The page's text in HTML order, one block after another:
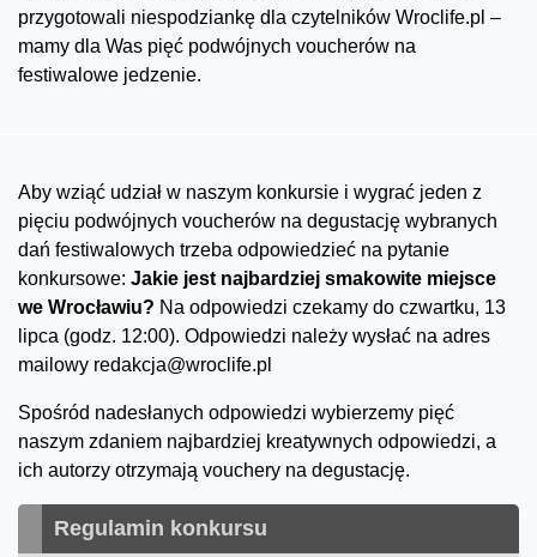
przygotowali niespodziankę dla czytelników Wroclife.pl –
mamy dla Was pięć podwójnych voucherów na
festiwalowe jedzenie.
Aby wziąć udział w naszym konkursie i wygrać jeden z
pięciu podwójnych voucherów na degustację wybranych
dań festiwalowych trzeba odpowiedzieć na pytanie
konkursowe: Jakie jest najbardziej smakowite miejsce
we Wrocławiu? Na odpowiedzi czekamy do czwartku, 13
lipca (godz. 12:00). Odpowiedzi należy wysłać na adres
mailowy redakcja@wroclife.pl
Spośród nadesłanych odpowiedzi wybierzemy pięć
naszym zdaniem najbardziej kreatywnych odpowiedzi, a
ich autorzy otrzymają vouchery na degustację.
Regulamin konkursu